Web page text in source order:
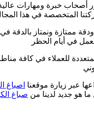
خبرة ومهارات
المتخصصة في هذا
ممتازة ونمتاز بالدقة في
للعملاء في كافة
عبر زيارة موقعنا اصباغ
هو جديد لدينا من صباغ